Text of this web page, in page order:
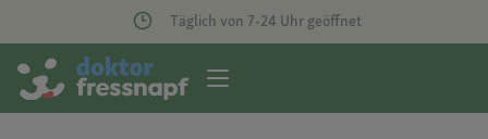
Täglich von 7-24 Uhr geöffnet